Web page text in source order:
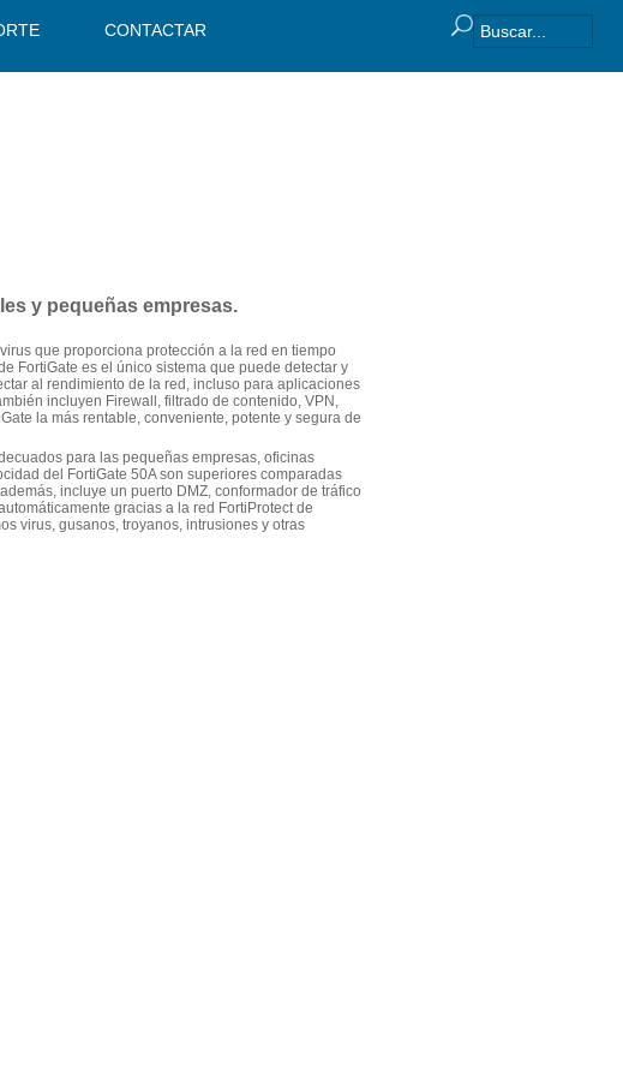
CONTACTAR
y pequeñas empresas.
que proporciona protección a la red en tiempo
FortiGate es el único sistema que puede detectar y
al rendimiento de la red, incluso para aplicaciones
incluyen Firewall, filtrado de contenido, VPN,
la más rentable, conveniente, potente y segura de
para las pequeñas empresas, oficinas
del FortiGate 50A son superiores comparadas
incluye un puerto DMZ, conformador de tráfico
gracias a la red FortiProtect de
virus, gusanos, troyanos, intrusiones y otras